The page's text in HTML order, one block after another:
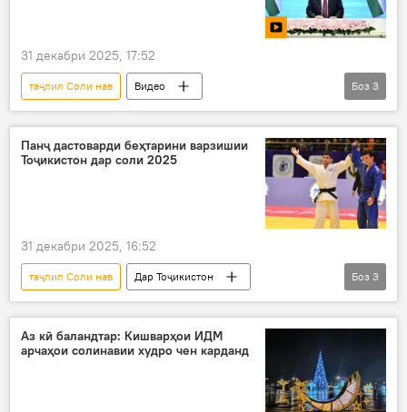
31 декабри 2025, 17:52
таҷлил Соли нав
Видео
Эмомалӣ Раҳмон
табрикот
Раисҷумҳур
Дар Тоҷикистон
Боз 3
Панҷ дастоварди беҳтарини варзишии
Тоҷикистон дар соли 2025
31 декабри 2025, 16:52
таҷлил Соли нав
Дар Тоҷикистон
Навигариҳои варзиши Тоҷикистон
варзишгарони тоҷик
дастовард
Боз 3
Аз кӣ баландтар: Кишварҳои ИДМ
арчаҳои солинавии худро чен карданд